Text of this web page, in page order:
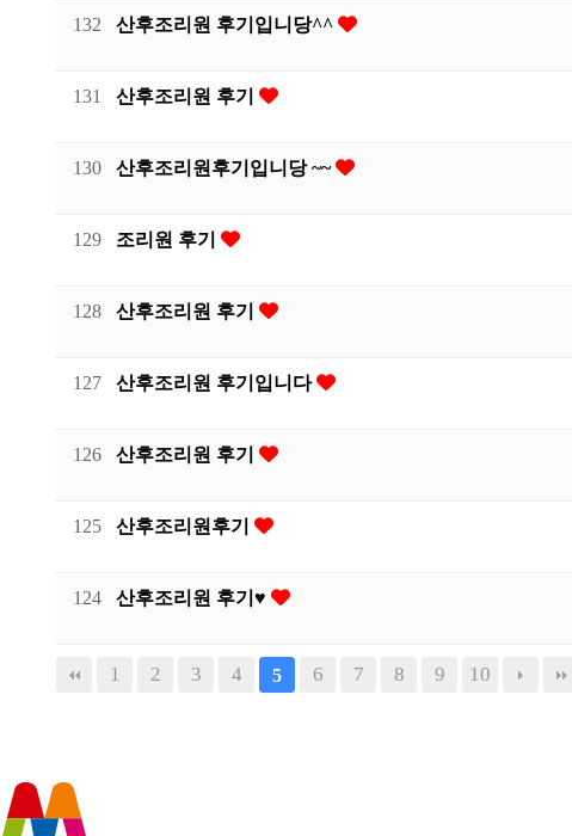
132 산후조리원 후기입니당^^
131 산후조리원 후기
130 산후조리원후기입니당 ~~
129 조리원 후기
128 산후조리원 후기
127 산후조리원 후기입니다
126 산후조리원 후기
125 산후조리원후기
124 산후조리원 후기♥️
1 2 3 4 5 6 7 8 9 10